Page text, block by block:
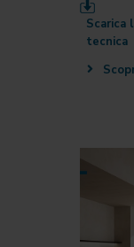
Scarica
tecnica